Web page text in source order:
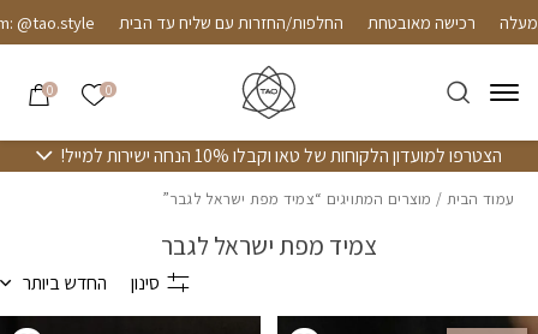
Skip to Contentרכישה מאובטחת החלפות/החזרות עם שליח עד הבית
0 הרשימה
0
הצטרפו למועדון הלקוחות של טאו וקבלו 10% הנחה ישירות למייל!
עמוד הבית / מוצרים המתויגים “צמיד מפת ישראל לגבר”
צמיד מפת ישראל לגבר
סינון החדש ביותר
בחזרה למעלה